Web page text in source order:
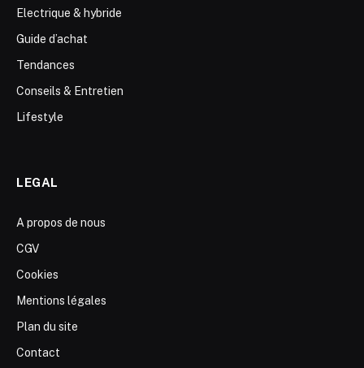
Electrique & hybride
Guide d’achat
Tendances
Conseils & Entretien
Lifestyle
LEGAL
A propos de nous
CGV
Cookies
Mentions légales
Plan du site
Contact